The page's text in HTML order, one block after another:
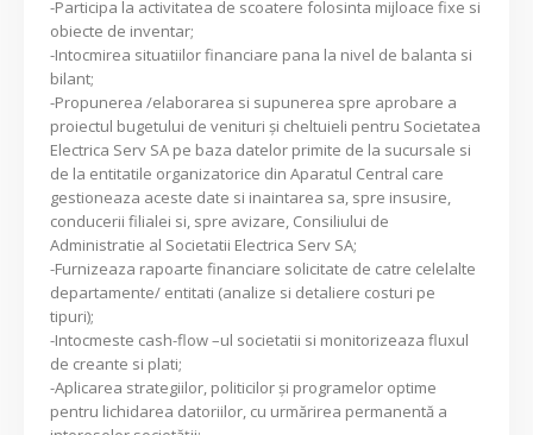
-Participa la activitatea de scoatere folosinta mijloace fixe si
obiecte de inventar;
-Intocmirea situatiilor financiare pana la nivel de balanta si
bilant;
-Propunerea /elaborarea si supunerea spre aprobare a
proiectul bugetului de venituri şi cheltuieli pentru Societatea
Electrica Serv SA pe baza datelor primite de la sucursale si
de la entitatile organizatorice din Aparatul Central care
gestioneaza aceste date si inaintarea sa, spre insusire,
conducerii filialei si, spre avizare, Consiliului de
Administratie al Societatii Electrica Serv SA;
-Furnizeaza rapoarte financiare solicitate de catre celelalte
departamente/ entitati (analize si detaliere costuri pe
tipuri);
-Intocmeste cash-flow –ul societatii si monitorizeaza fluxul
de creante si plati;
-Aplicarea strategiilor, politicilor şi programelor optime
pentru lichidarea datoriilor, cu urmărirea permanentă a